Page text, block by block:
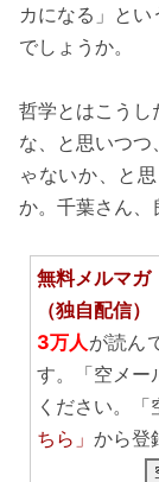
カになる」と
でしょうか。
哲学とはこうし
な、と思いつつ
ゃないか、と
か。千葉さん、
無料メルマガ
（独自配信）
3万人 が読ん
す。「空メー
ください。「
ちら」 から登